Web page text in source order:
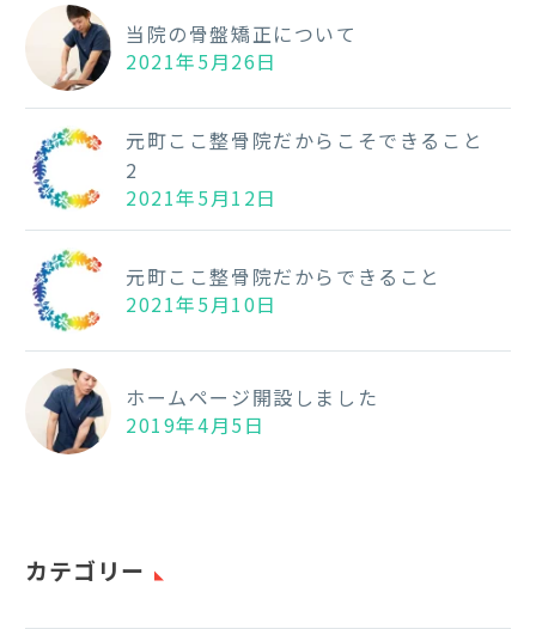
当院の骨盤矯正について
2021年5月26日
元町ここ整骨院だからこそできること
2
2021年5月12日
元町ここ整骨院だからできること
2021年5月10日
ホームページ開設しました
2019年4月5日
カテゴリー